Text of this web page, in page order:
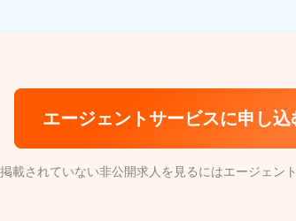
エージェントサービスに申し
載されていない非公開求人を見るにはエージェン